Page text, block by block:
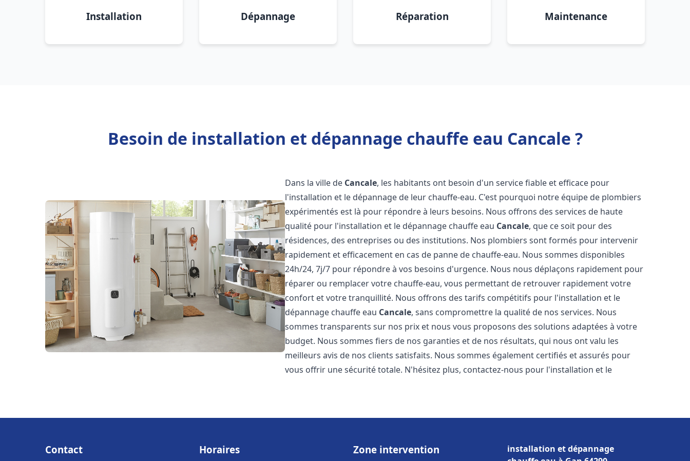
Installation Dépannage Réparation Maintenance
Besoin de installation et dépannage chauffe eau Cancale ?
Dans la ville de Cancale, les habitants ont besoin d'un service fiable et efficace pour
l'installation et le dépannage de leur chauffe-eau. C'est pourquoi notre équipe de plombiers
expérimentés est là pour répondre à leurs besoins. Nous offrons des services de haute
qualité pour l'installation et le dépannage chauffe eau Cancale, que ce soit pour des
résidences, des entreprises ou des institutions. Nos plombiers sont formés pour intervenir
rapidement et efficacement en cas de panne de chauffe-eau. Nous sommes disponibles
24h/24, 7j/7 pour répondre à vos besoins d'urgence. Nous nous déplaçons rapidement pour
réparer ou remplacer votre chauffe-eau, vous permettant de retrouver rapidement votre
confort et votre tranquillité. Nous offrons des tarifs compétitifs pour l'installation et le
dépannage chauffe eau Cancale, sans compromettre la qualité de nos services. Nous
sommes transparents sur nos prix et nous vous proposons des solutions adaptées à votre
budget. Nous sommes fiers de nos garanties et de nos résultats, qui nous ont valu les
meilleurs avis de nos clients satisfaits. Nous sommes également certifiés et assurés pour
vous offrir une sécurité totale. N'hésitez plus, contactez-nous pour l'installation et le
Contact Horaires Zone intervention
installation et dépannage